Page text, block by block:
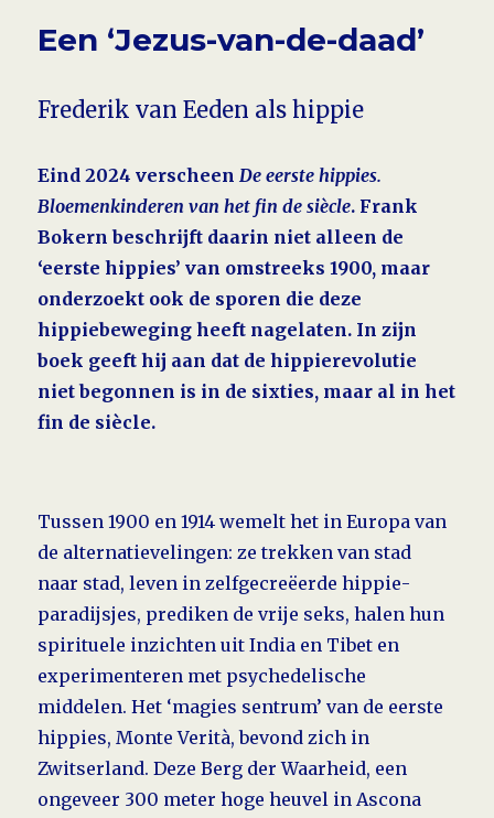
Een ‘Jezus-van-de-daad’
Frederik van Eeden als hippie
Eind 2024 verscheenDe eerste hippies.
Bloemenkinderen van het fin de siècle. Frank
Bokern beschrijft daarin niet alleen de
‘eerste hippies’ van omstreeks 1900, maar
onderzoekt ook de sporen die deze
hippiebeweging heeft nagelaten. In zijn
boek geeft hij aan dat de hippierevolutie
niet begonnen is in de sixties, maar al in het
fin de siècle.
Tussen 1900 en 1914 wemelt het in Europa van
de alternatievelingen: ze trekken van stad
naar stad, leven in zelf­gecreëerde hippie­
paradijsjes, prediken de vrije seks, halen hun
spirituele inzichten uit India en Tibet en
experimenteren met psychedelische
middelen. Het ‘magies sentrum’ van de eerste
hippies, Monte Verità, bevond zich in
Zwitserland. Deze Berg der Waarheid, een
ongeveer 300 meter hoge heuvel in Ascona